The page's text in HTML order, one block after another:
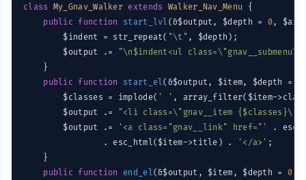
class My_Gnav_Walker extends Walker_Nav_Menu
{
public function start_lvl (&$output, $depth = 0,
        $indent = str_repeat(
"\t" , $depth);
        $output .=
"\n$indent<ul
    }
public function start_el(&$output, $item, $depth =
        $classes = implode(
' ' , array_filter($item-
        $output .=
"<li class=\"gnav__item
        $output .=
'<a class="gnav__link" href="'
.
                . esc_html($item->title) .
'</a>' ;
    }
public function end_el(&$output, $item, $depth = 0